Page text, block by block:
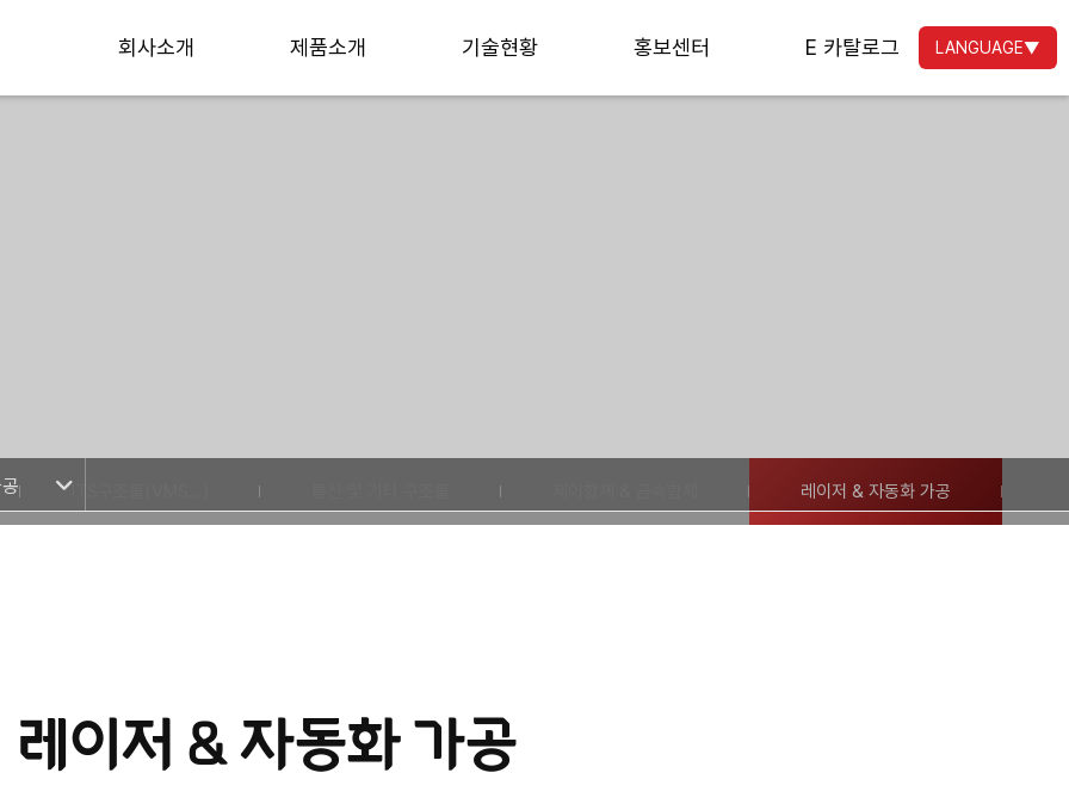
회사소개 제품소개 기술현황 홍보센터 E 카탈로그 LANGUAGE▼
ITS구조물(VMS...) 레이저 & 자동화 가공
레이저 & 자동화 가공